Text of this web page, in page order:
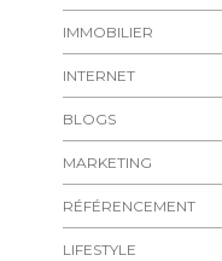
IMMOBILIER
INTERNET
BLOGS
MARKETING
RÉFÉRENCEMENT
LIFESTYLE